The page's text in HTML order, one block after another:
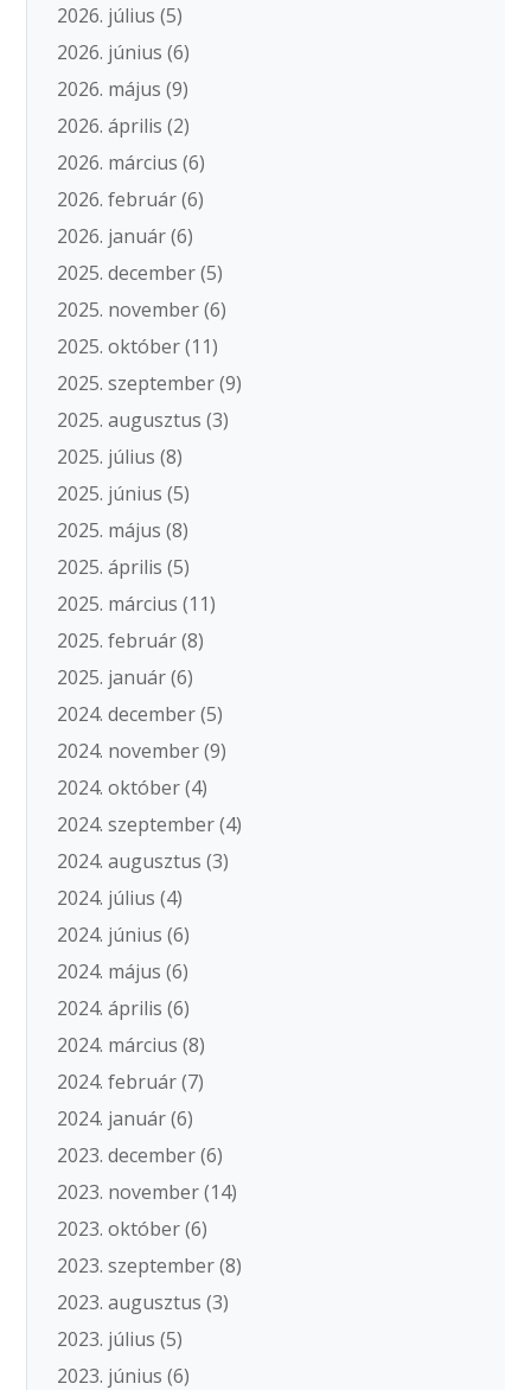
2026. július (5)
2026. június (6)
2026. május (9)
2026. április (2)
2026. március (6)
2026. február(6)
2026. január(6)
2025. december(5)
2025. november(6)
2025. október(11)
2025. szeptember(9)
2025. augusztus (3)
2025. július (8)
2025. június (5)
2025. május (8)
2025. április (5)
2025. március (11)
2025. február(8)
2025. január(6)
2024. december(5)
2024. november(9)
2024. október(4)
2024. szeptember(4)
2024. augusztus (3)
2024. július (4)
2024. június (6)
2024. május (6)
2024. április (6)
2024. március (8)
2024. február(7)
2024. január(6)
2023. december(6)
2023. november(14)
2023. október(6)
2023. szeptember(8)
2023. augusztus (3)
2023. július (5)
2023. június (6)